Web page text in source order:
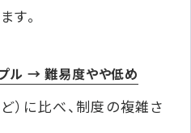
す。
ル → 難易度やや低め
）に比べ、制度の複雑さ